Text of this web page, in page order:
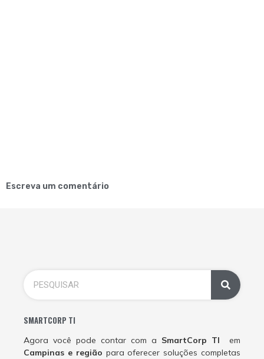
Escreva um comentário
SMARTCORP TI
Agora você pode contar com a SmartCorp TI em
Campinas e região para oferecer soluções completas